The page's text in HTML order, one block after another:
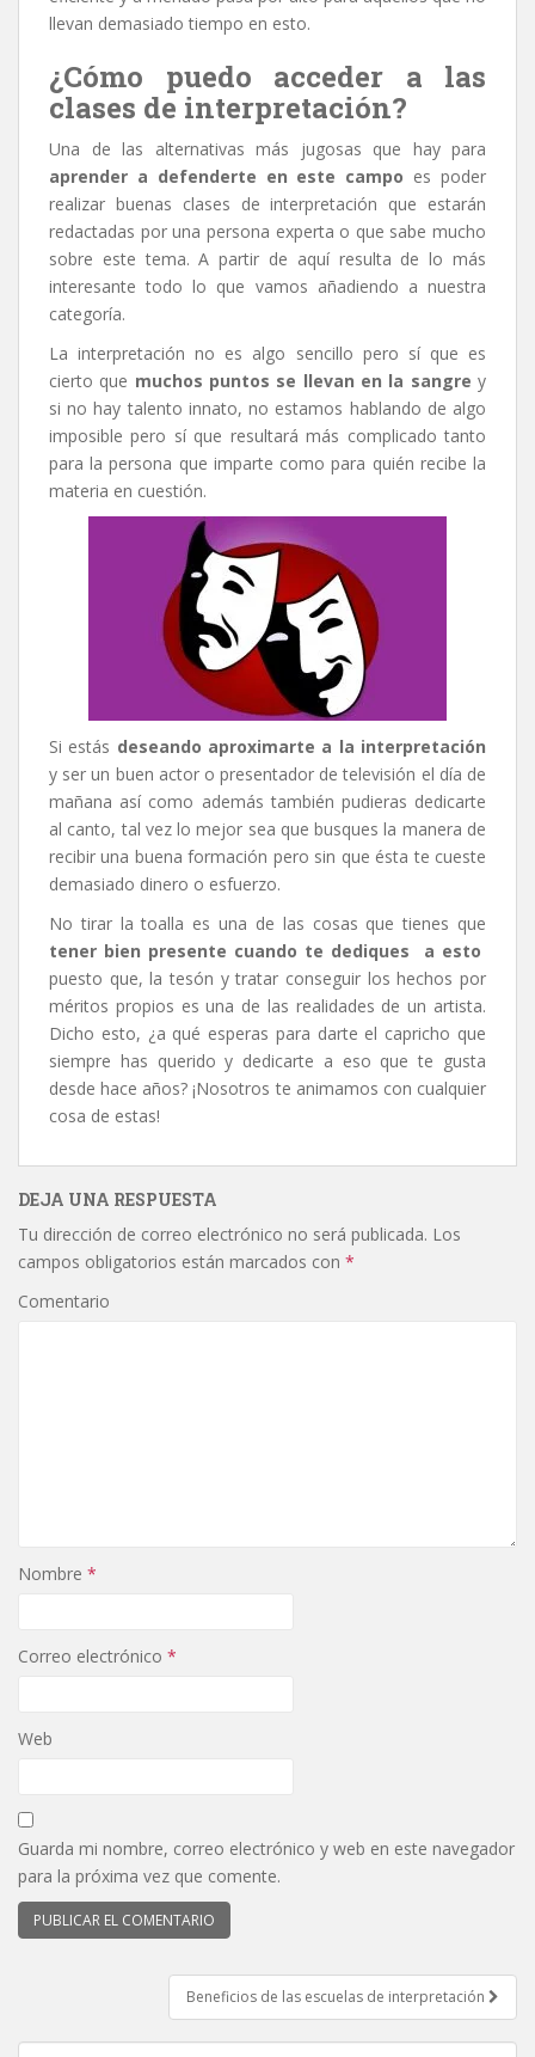
llevan demasiado tiempo en esto.
¿Cómo puedo acceder a las
clases de interpretación?
Una de las alternativas más jugosas que hay para
aprender a defenderte en este campo es poder
realizar buenas clases de interpretación que estarán
redactadas por una persona experta o que sabe mucho
sobre este tema. A partir de aquí resulta de lo más
interesante todo lo que vamos añadiendo a nuestra
categoría.
La interpretación no es algo sencillo pero sí que es
cierto que muchos puntos se llevan en la sangre y
si no hay talento innato, no estamos hablando de algo
imposible pero sí que resultará más complicado tanto
para la persona que imparte como para quién recibe la
materia en cuestión.
Si estás deseando aproximarte a la interpretación
y ser un buen actor o presentador de televisión el día de
mañana así como además también pudieras dedicarte
al canto, tal vez lo mejor sea que busques la manera de
recibir una buena formación pero sin que ésta te cueste
demasiado dinero o esfuerzo.
No tirar la toalla es una de las cosas que tienes que
tener bien presente cuando te dediques a esto
puesto que, la tesón y tratar conseguir los hechos por
méritos propios es una de las realidades de un artista.
Dicho esto, ¿a qué esperas para darte el capricho que
siempre has querido y dedicarte a eso que te gusta
desde hace años? ¡Nosotros te animamos con cualquier
cosa de estas!
DEJA UNA RESPUESTA
Tu dirección de correo electrónico no será publicada. Los
campos obligatorios están marcados con *
Comentario
Nombre *
Correo electrónico *
Web
Guarda mi nombre, correo electrónico y web en este navegador
para la próxima vez que comente.
Navegación de entradas
Beneficios de las escuelas de interpretación